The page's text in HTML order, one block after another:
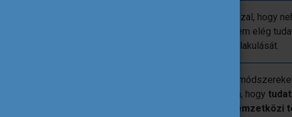
Magyarországon sok intézmény küzd azzal, hogy
gyakran esetlegesek, a kommunikáció nem elég
segítenék a valódi együttműködések kialakulását.
A 1,5 órás program során ezért olyan
amelyek segítik a résztvevőket abban, hogy
magabiztosabban mozogjanak a nemzetközi